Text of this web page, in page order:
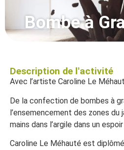
Bombe à
Description de l'activité
Avec l’artiste Caroline Le
De la confection de bombes à
l’ensemencement des zones du
mains dans l’argile dans un
Caroline Le Méhauté est